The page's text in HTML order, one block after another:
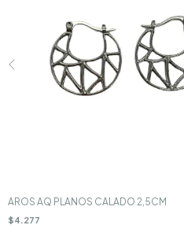
AROS AQ PLANOS CALADO 2,5CM
$4.277